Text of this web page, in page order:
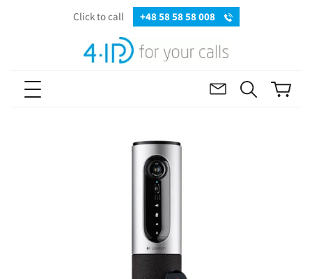
Click to call +48 58 58 58 008